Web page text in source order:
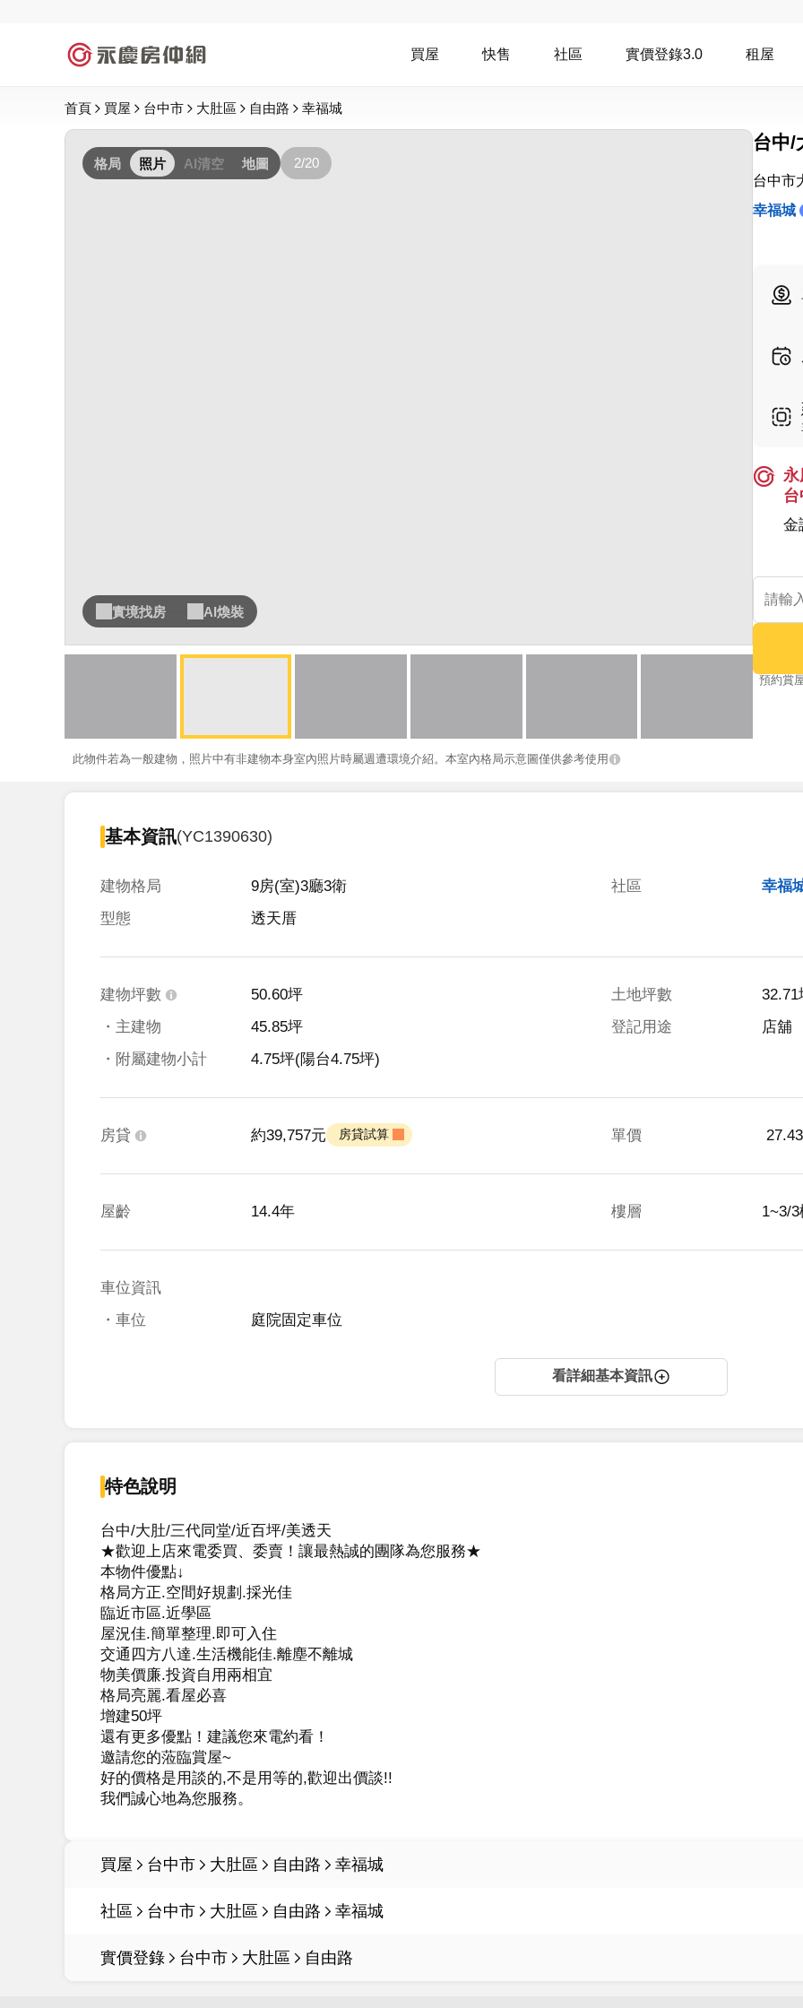
買屋 快售 社區 實價登錄3.0 租屋
首頁 買屋 台中市 大肚區 自由路 幸福城
格局 照片 AI清空 地圖 2/20
實境找房 AI煥裝
此物件若為一般建物，照片中有非建物本身室內照片時屬週遭環境介紹。本室內格局示意圖僅供參考使用
台中/
台中市
幸福城
永
金
預約賞
基本資訊(YC1390630)
建物格局
9房(室)3廳3衛
型態
透天厝
社區 幸福
建物坪數
50.60坪
・主建物
45.85坪
・附屬建物小計
4.75坪(陽台4.75坪)
土地坪數
32.71
登記用途
店舖
房貸 約39,757元 房貸試算 單價
屋齡 14.4年 樓層 1~3/3
車位資訊
・車位
庭院固定車位
看詳細基本資訊
特色說明
台中/大肚/三代同堂/近百坪/美透天
★歡迎上店來電委買、委賣！讓最熱誠的團隊為您服務★
本物件優點↓
格局方正.空間好規劃.採光佳
臨近市區.近學區
屋況佳.簡單整理.即可入住
交通四方八達.生活機能佳.離塵不離城
物美價廉.投資自用兩相宜
格局亮麗.看屋必喜
增建50坪
還有更多優點！建議您來電約看！
邀請您的蒞臨賞屋~
好的價格是用談的,不是用等的,歡迎出價談!!
買屋 台中市 大肚區 自由路 幸福城
社區 台中市 大肚區 自由路 幸福城
實價登錄 台中市 大肚區 自由路